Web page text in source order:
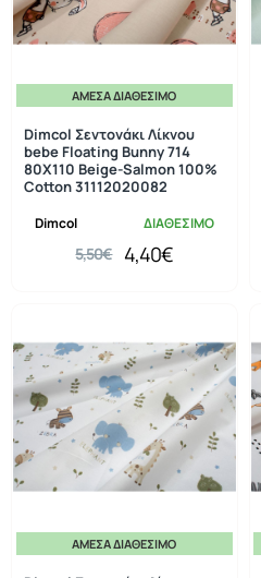
ΆΜΕΣΑ ΔΙΑΘΈΣΙΜΟ
Dimcol ΔΙΑΘΕΣΙΜΟ
Dimcol Σεντονάκι Λίκνου
bebe Floating Bunny 714
80X110 Beige-Salmon 100%
Cotton 31112020082
4,40€
5,50€
ΆΜΕΣΑ ΔΙΑΘΈΣΙΜΟ